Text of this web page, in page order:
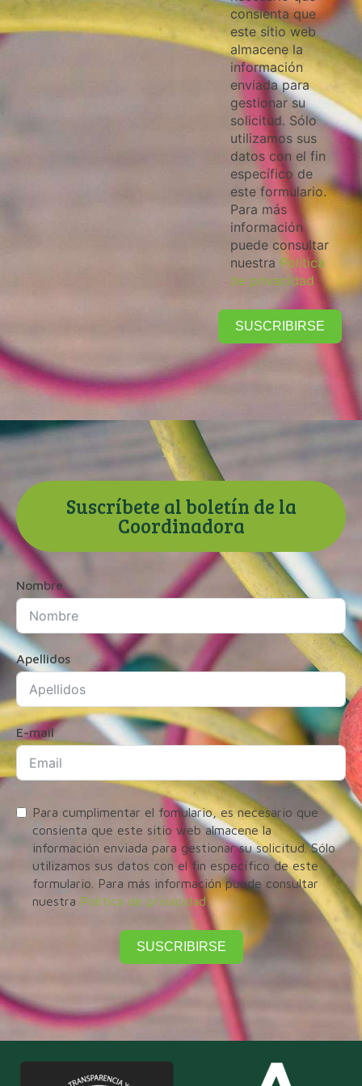
consienta que
este sitio web
almacene la
información
enviada para
gestionar su
solicitud. Sólo
utilizamos sus
datos con el fin
específico de
este formulario.
Para más
información
puede consultar
nuestra Política
de privacidad
SUSCRIBIRSE
Suscríbete al boletín de la
Coordinadora
Nombre
Apellidos
E-mail
Para cumplimentar el fomulario, es necesario que
consienta que este sitio web almacene la
información enviada para gestionar su solicitud. Sólo
utilizamos sus datos con el fin específico de este
formulario. Para más información puede consultar
nuestra Política de privacidad
SUSCRIBIRSE